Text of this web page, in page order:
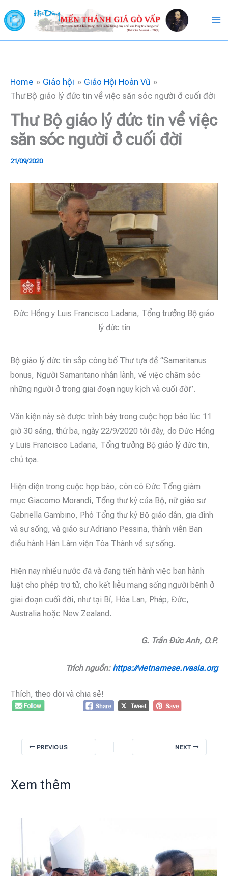
to
content
Home Giáo hội
Giáo Hội Hoàn Vũ
Thư Bộ giáo lý đức tin về việc săn sóc người ở cuối đời
Thư Bộ giáo lý đức tin về việc
săn sóc người ở cuối đời
21/09/2020
Đức Hồng y Luis Francisco Ladaria, Tổng trưởng Bộ giáo
lý đức tin
Bộ giáo lý đức tin sắp công bố Thư tựa đề “Samaritanus
bonus, Người Samaritano nhân lành, về việc chăm sóc
những người ở trong giai đoạn nguy kịch và cuối đời”.
Văn kiện này sẽ được trình bày trong cuộc họp báo lúc 11
giờ 30 sáng, thứ ba, ngày 22/9/2020 tới đây, do Đức Hồng
y Luis Francisco Ladaria, Tổng trưởng Bộ giáo lý đức tin,
chủ tọa.
Hiện diện trong cuộc họp báo, còn có Đức Tổng giám
mục Giacomo Morandi, Tổng thư ký của Bộ, nữ giáo sư
Gabriella Gambino, Phó Tổng thư ký Bộ giáo dân, gia đình
và sự sống, và giáo sư Adriano Pessina, thành viên Ban
điều hành Hàn Lâm viện Tòa Thánh về sự sống.
Hiện nay nhiều nước đã và đang tiến hành việc ban hành
luật cho phép trợ tử, cho kết liễu mạng sống người bệnh ở
giai đoạn cuối đời, như tại Bỉ, Hòa Lan, Pháp, Đức,
Australia hoặc New Zealand.
G. Trần Đức Anh, O.P.
Trích nguồn:https://vietnamese.rvasia.org
Thích, theo dõi và chia sẻ!
PREVIOUS NEXT
Xem thêm